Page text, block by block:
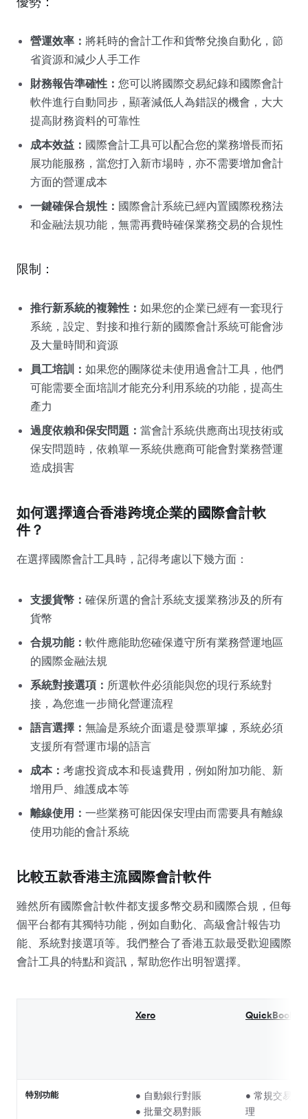
營運效率： 將耗時的會計工作和貨幣兌換自動化，節
省資源和減少人手工作
財務報告準確性： 您可以將國際交易紀錄和國際會計
軟件進行自動同步，顯著減低人為錯誤的機會，大大
提高財務資料的可靠性
成本效益： 國際會計工具可以配合您的業務增長而拓
展功能服務，當您打入新市場時，亦不需要增加會計
方面的營運成本
一鍵確保合規性： 國際會計系統已經內置國際稅務法
和金融法規功能，無需再費時確保業務交易的合規性
限制：
推行新系統的複雜性： 如果您的企業已經有一套現行
系統，設定、對接和推行新的國際會計系統可能會涉
及大量時間和資源
員工培訓： 如果您的團隊從未使用過會計工具，他們
可能需要全面培訓才能充分利用系統的功能，提高生
產力
過度依賴和保安問題： 當會計系統供應商出現技術或
保安問題時，依賴單一系統供應商可能會對業務營運
造成損害
如何選擇適合香港跨境企業的國際會計軟
件？
在選擇國際會計工具時，記得考慮以下幾方面：
支援貨幣： 確保所選的會計系統支援業務涉及的所有
貨幣
合規功能： 軟件應能助您確保遵守所有業務營運地區
的國際金融法規
系統對接選項： 所選軟件必須能與您的現行系統對
接，為您進一步簡化營運流程
語言選擇： 無論是系統介面還是發票單據，系統必須
支援所有營運市場的語言
成本： 考慮投資成本和長遠費用，例如附加功能、新
增用戶、維護成本等
離線使用： 一些業務可能因保安理由而需要具有離線
使用功能的會計系統
比較五款香港主流國際會計軟件
雖然所有國際會計軟件都支援多幣交易和國際合規，但每
個平台都有其獨特功能，例如自動化、高級會計報告功
能、系統對接選項等。我們整合了香港五款最受歡迎國際
會計工具的特點和資訊，幫助您作出明智選擇。
Xero QuickBooks
特別功能
• 自動銀行對賬
• 批量交易對賬
• 常規交易及
理